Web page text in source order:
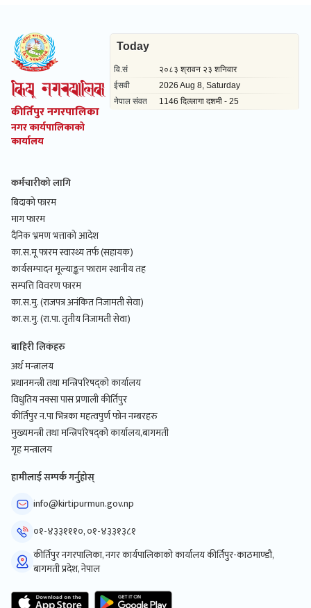
कीर्तिपुर नगरपालिका
नगर कार्यपालिकाको
कार्यालय
कर्मचारीको लागि
बिदाको फारम
माग फारम
दैनिक भ्रमण भत्ताको आदेश
का.स.मू फारम स्वास्थ्य तर्फ (सहायक)
कार्यसम्पादन मूल्याङ्कन फाराम स्थानीय तह
सम्पत्ति विवरण फारम
का.स.मु. (राजपत्र अनंकित निजामती सेवा)
का.स.मु. (रा.पा. तृतीय निजामती सेवा)
बाहिरी लिकंहरु
अर्थ मन्त्रालय
प्रधानमन्त्री तथा मन्त्रिपरिषद्को कार्यालय
विधुतिय नक्सा पास प्रणाली कीर्तिपुर
कीर्तिपुर न.पा भित्रका महत्वपुर्ण फोन नम्बरहरु
मुख्यमन्त्री तथा मन्त्रिपरिषद्को कार्यालय,बागमती
गृह मन्त्रालय
हामीलाई सम्पर्क गर्नुहोस्
info@kirtipurmun.gov.np
०१-४३३१११०, ०१-४३३१३८१
कीर्तिपुर नगरपालिका, नगर कार्यपालिकाको कार्यालय कीर्तिपुर-काठमाण्डौ,
बागमती प्रदेश, नेपाल